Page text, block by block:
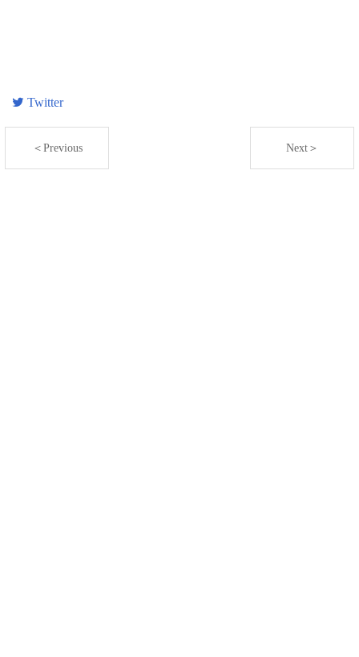
Twitter
＜Previous Next＞